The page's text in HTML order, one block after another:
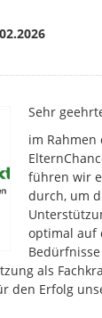
Sehr
im Rahmen
führen wir
durch, um
optimal auf
als
den Erfolg